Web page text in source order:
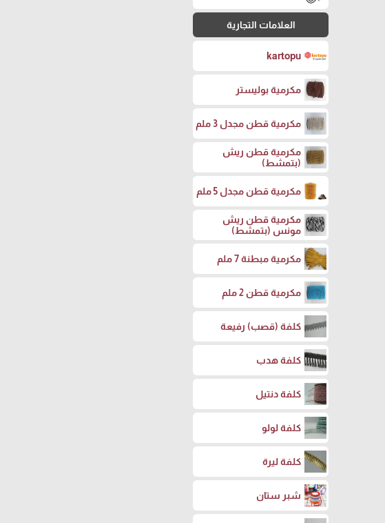
العلامات التجارية
kartopu
مكرمية بوليستر
مكرمية قطن مجدل 3 ملم
مكرمية قطن ريش
(بتمشط)
مكرمية قطن مجدل 5 ملم
مكرمية قطن ريش
مونس (بتمشط)
مكرمية مبطنة 7 ملم
مكرمية قطن 2 ملم
كلفة (قصب) رفيعة
كلفة هدب
كلفة دنتيل
كلفة لولو
كلفة ليرة
شبر ستان